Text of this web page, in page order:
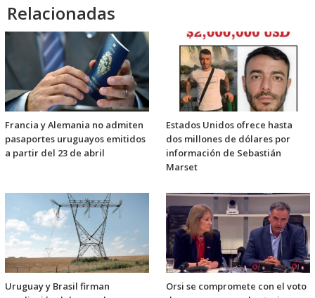
Relacionadas
Francia y Alemania no admiten
pasaportes uruguayos emitidos
a partir del 23 de abril
Estados Unidos ofrece hasta
dos millones de dólares por
información de Sebastián
Marset
Uruguay y Brasil firman
Orsi se compromete con el voto